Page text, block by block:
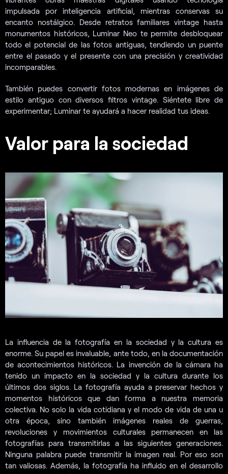
impulsada por inteligencia artificial, mientras conservas su
encanto nostálgico. Desde retratos familiares vintage hasta
monumentos históricos, Luminar Neo te permite desbloquear
todo el potencial de las fotos antiguas, tendiendo un puente
entre el pasado y el presente con una precisión y creatividad
incomparables.
También puedes convertir fotos modernas en imágenes de
estilo antiguo con diversos filtros vintage. Siéntete libre de
experimentar; Luminar te ayudará a hacer realidad tus ideas.
Valor para la sociedad
La influencia de la fotografía en la sociedad y la cultura es
enorme. Su papel es invaluable, ante todo, en la documentación
de acontecimientos históricos. La invención de la cámara ha
tenido un impacto en la sociedad y la cultura durante los
últimos dos siglos. La fotografía ayuda a preservar hechos y
momentos históricos que dan forma a nuestra memoria
colectiva. No solo la vida cotidiana y el modo de vida de una u
otra época, sino también imágenes reales de guerras,
revoluciones y movimientos culturales permanecen en las
fotografías para transmitirlas a las siguientes generaciones.
Ninguna palabra puede transmitir la imagen real. Por eso son
tan valiosas. Además, la fotografía ha influido en el desarrollo